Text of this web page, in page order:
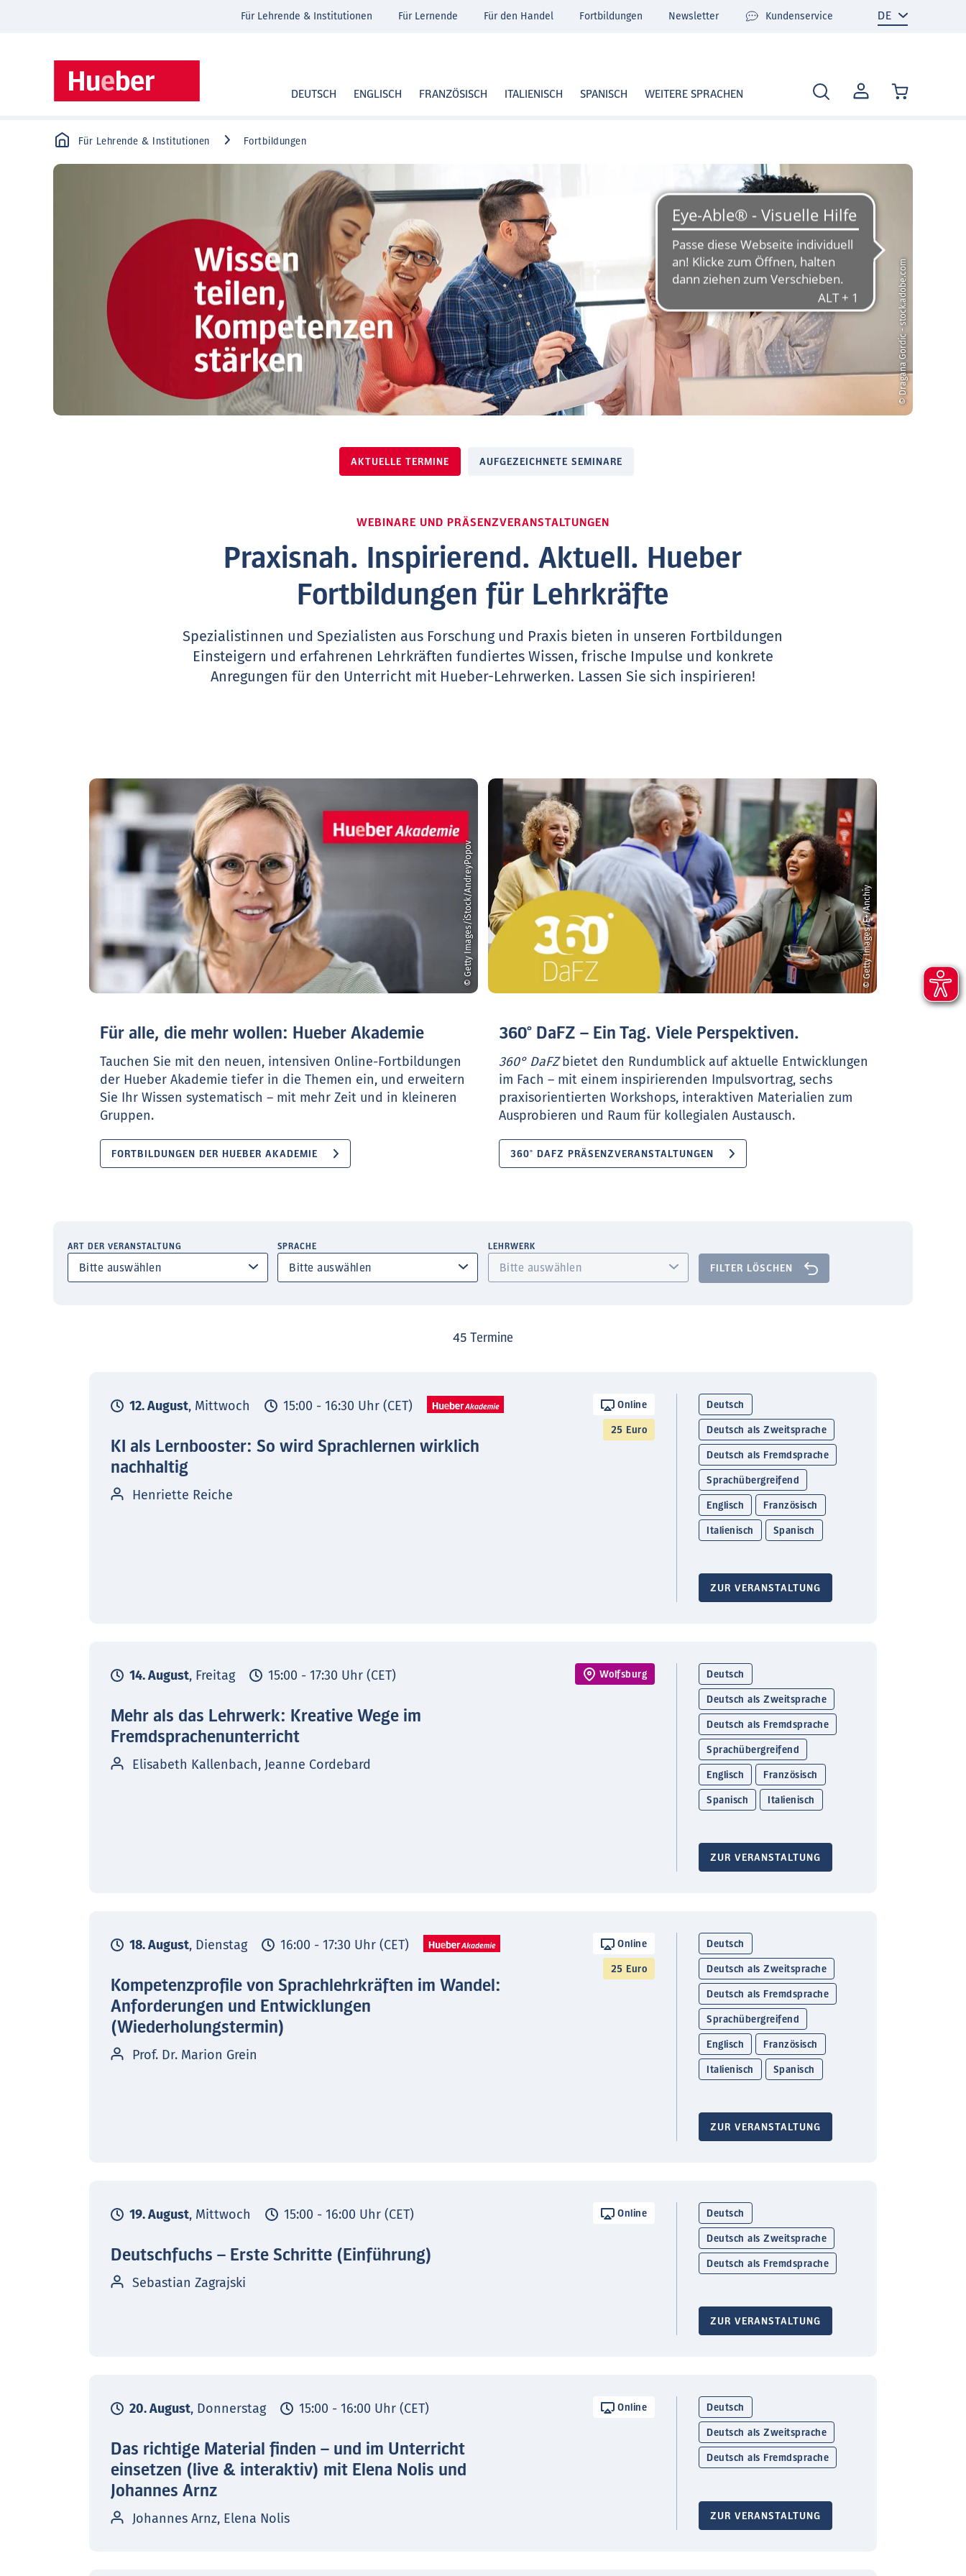
MEIN
KONTO
DEUTSCH ENGLISCH FRANZÖSISCH ITALIENISCH SPANISCH WEITERE SPRACHEN
Für Lehrende & Institutionen Für Lernende Für den Handel Fortbildungen Newsletter Kundenservice
Für Lehrende & Institutionen Fortbildungen
© Dragana Gordic - stock.adobe.com
AKTUELLE TERMINE AUFGEZEICHNETE SEMINARE
WEBINARE UND PRÄSENZVERANSTALTUNGEN
Praxisnah. Inspirierend. Aktuell. Hueber
Fortbildungen für Lehrkräfte
Spezialistinnen und Spezialisten aus Forschung und Praxis bieten in unseren Fortbildungen
Einsteigern und erfahrenen Lehrkräften fundiertes Wissen, frische Impulse und konkrete
Anregungen für den Unterricht mit Hueber-Lehrwerken. Lassen Sie sich inspirieren!
© Getty Images/iStock/AndreyPopov
Für alle, die mehr wollen: Hueber Akademie
Tauchen Sie mit den neuen, intensiven Online-Fortbildungen
der Hueber Akademie tiefer in die Themen ein, und erweitern
Sie Ihr Wissen systematisch – mit mehr Zeit und in kleineren
Gruppen.
FORTBILDUNGEN DER HUEBER AKADEMIE
© Getty Images/E+/Anchiy
360° DaFZ – Ein Tag. Viele Perspektiven.
360° DaFZbietet den Rundumblick auf aktuelle Entwicklungen
im Fach – mit einem inspirierenden Impulsvortrag, sechs
praxisorientierten Workshops, interaktiven Materialien zum
Ausprobieren und Raum für kollegialen Austausch.
360° DAFZ PRÄSENZVERANSTALTUNGEN
ART DER VERANSTALTUNG SPRACHE LEHRWERK
FILTER LÖSCHEN
45 Termine
12. August, Mittwoch 15:00 - 16:30 Uhr (CET) Online
25 Euro
KI als Lernbooster: So wird Sprachlernen wirklich
nachhaltig
Henriette Reiche
Deutsch
Deutsch als Zweitsprache
Deutsch als Fremdsprache
Sprachübergreifend
Englisch Französisch
Italienisch Spanisch
ZUR VERANSTALTUNG
14. August, Freitag 15:00 - 17:30 Uhr (CET) Wolfsburg
Mehr als das Lehrwerk: Kreative Wege im
Fremdsprachenunterricht
Elisabeth Kallenbach, Jeanne Cordebard
Deutsch
Deutsch als Zweitsprache
Deutsch als Fremdsprache
Sprachübergreifend
Englisch Französisch
Spanisch Italienisch
ZUR VERANSTALTUNG
18. August, Dienstag 16:00 - 17:30 Uhr (CET) Online
25 Euro
Kompetenzprofile von Sprachlehrkräften im Wandel:
Anforderungen und Entwicklungen
(Wiederholungstermin)
Prof. Dr. Marion Grein
Deutsch
Deutsch als Zweitsprache
Deutsch als Fremdsprache
Sprachübergreifend
Englisch Französisch
Italienisch Spanisch
ZUR VERANSTALTUNG
19. August, Mittwoch 15:00 - 16:00 Uhr (CET) Online
Deutschfuchs – Erste Schritte (Einführung)
Sebastian Zagrajski
Deutsch
Deutsch als Zweitsprache
Deutsch als Fremdsprache
ZUR VERANSTALTUNG
20. August, Donnerstag 15:00 - 16:00 Uhr (CET) Online
Das richtige Material finden – und im Unterricht
einsetzen (live & interaktiv) mit Elena Nolis und
Johannes Arnz
Johannes Arnz, Elena Nolis
Deutsch
Deutsch als Zweitsprache
Deutsch als Fremdsprache
ZUR VERANSTALTUNG